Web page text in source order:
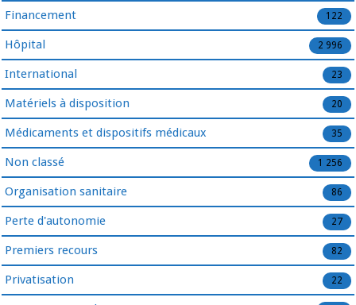
Financement 122
Hôpital 2 996
International 23
Matériels à disposition 20
Médicaments et dispositifs médicaux 35
Non classé 1 256
Organisation sanitaire 86
Perte d'autonomie 27
Premiers recours 82
Privatisation 22